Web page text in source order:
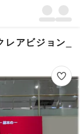
アビジョン_